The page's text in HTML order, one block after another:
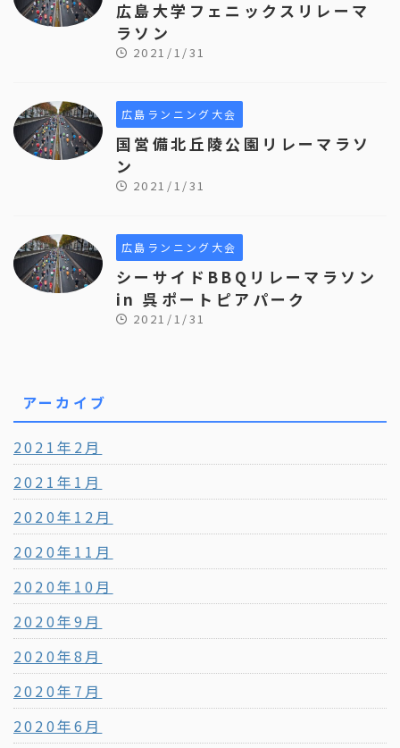
広島大学フェニックスリレーマ
ラソン
2021/1/31
広島ランニング大会
国営備北丘陵公園リレーマラソ
ン
2021/1/31
広島ランニング大会
シーサイドBBQリレーマラソン
in 呉ポートピアパーク
2021/1/31
アーカイブ
2021年2月
2021年1月
2020年12月
2020年11月
2020年10月
2020年9月
2020年8月
2020年7月
2020年6月